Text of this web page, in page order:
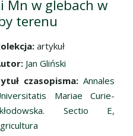
Mn w glebach w
terenu
artykuł
Jan Gliński
czasopisma: Annales
Mariae Curie-
Sectio E,